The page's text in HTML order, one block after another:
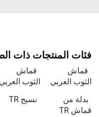
فئات المنتجات ذات
قماش
الثوب العربي
قماش
الثوب العربي
بدلة من
قماش TR
نسيج TR